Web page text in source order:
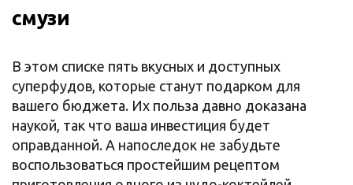
смузи
В этом списке пять вкусных и доступных
суперфудов, которые станут подарком для
вашего бюджета. Их польза давно доказана
наукой, так что ваша инвестиция будет
оправданной. А напоследок не забудьте
воспользоваться простейшим рецептом